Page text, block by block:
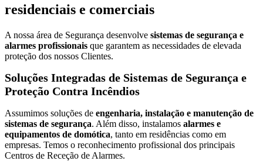
residenciais e comerciais
A nossa área de Segurança desenvolve sistemas de segurança e
alarmes profissionais que garantem as necessidades de elevada
proteção dos nossos Clientes.
Soluções Integradas de Sistemas de Segurança e
Proteção Contra Incêndios
Assumimos soluções de engenharia, instalação e manutenção de
sistemas de segurança. Além disso, instalamos alarmes e
equipamentos de domótica, tanto em residências como em
empresas. Temos o reconhecimento profissional dos principais
Centros de Receção de Alarmes.